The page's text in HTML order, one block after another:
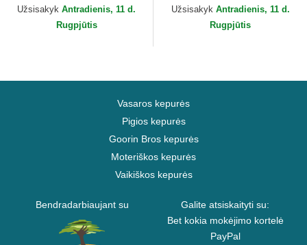
Yankees MLB New Era
Užsisakyk Antradienis, 11 d.
Rugpjūtis
Yankees MLB New Era
Užsisakyk Antradienis, 11 d.
Rugpjūtis
Vasaros kepurės
Pigios kepurės
Goorin Bros kepurės
Moteriškos kepurės
Vaikiškos kepurės
Bendradarbiaujant su
Galite atsiskaityti su:
Bet kokia mokėjimo kortelė
PayPal